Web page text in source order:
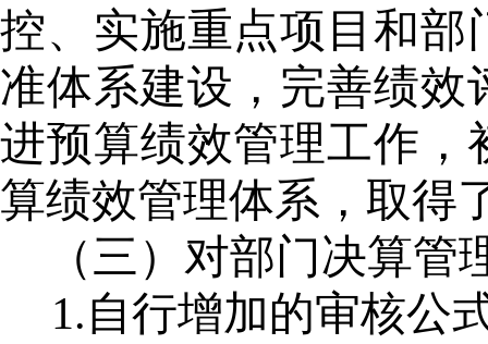
控、实施重点项目和部
准体系建设，完善绩
进预算绩效管理工作，
算绩效管理体系，取得
（三） 对部门决算管
1.自行增加的审核公